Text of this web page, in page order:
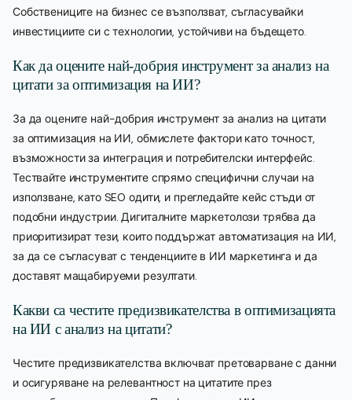
Собствениците на бизнес се възползват, съгласувайки
инвестициите си с технологии, устойчиви на бъдещето.
Как да оцените най-добрия инструмент за анализ на
цитати за оптимизация на ИИ?
За да оцените най-добрия инструмент за анализ на цитати
за оптимизация на ИИ, обмислете фактори като точност,
възможности за интеграция и потребителски интерфейс.
Тествайте инструментите спрямо специфични случаи на
използване, като SEO одити, и прегледайте кейс стъди от
подобни индустрии. Дигиталните маркетолози трябва да
приоритизират тези, които поддържат автоматизация на ИИ,
за да се съгласуват с тенденциите в ИИ маркетинга и да
доставят мащабируеми резултати.
Какви са честите предизвикателства в оптимизацията
на ИИ с анализ на цитати?
Честите предизвикателства включват претоварване с данни
и осигуряване на релевантност на цитатите през